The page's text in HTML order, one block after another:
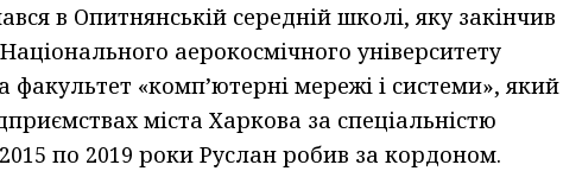
в Опитнянській середній школі, яку закінчив
аерокосмічного університету
факультет «компʼютерні мережі і системи», який
міста Харкова за спеціальністю
по 2019 роки Руслан робив за кордоном.